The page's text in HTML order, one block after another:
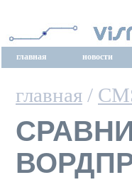
главная новости
главная /